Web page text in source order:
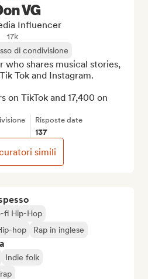
fi Hip-Hop
hop Rap in inglese
Indie folk
VG
Influencer
17k
di condivisione
who shares musical stories,
Tok and Instagram.
on TikTok and 17,400 on
Risposte date
137
simili